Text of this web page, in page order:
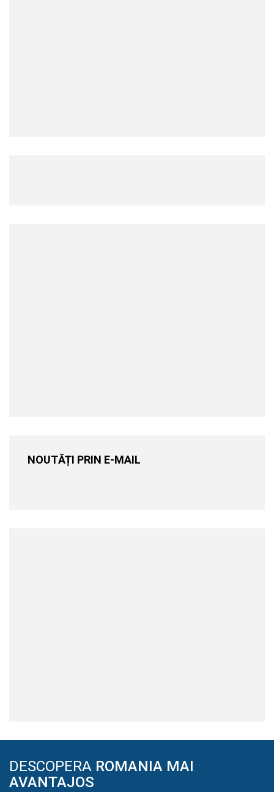
NOUTĂȚI PRIN E-MAIL
DESCOPERA ROMANIA MAI
AVANTAJOS